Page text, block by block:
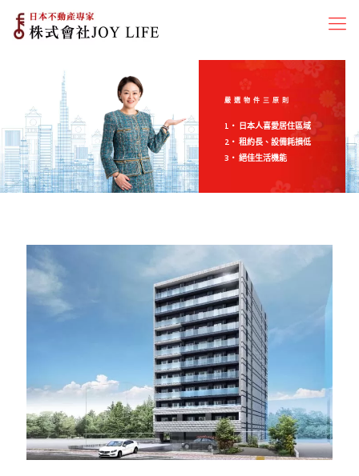
嚴選物件三原則
1‧ 日本人喜愛居住區域
2‧ 租約長、設備耗損低
3‧ 絕佳生活機能